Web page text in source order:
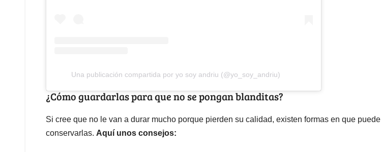
Una publicación compartida por yo soy andriu (@yo_soy_andriu)
¿Cómo guardarlas para que no se pongan blanditas?
Si cree que no le van a durar mucho porque pierden su calidad, existen formas en que puede
conservarlas. Aquí unos consejos: